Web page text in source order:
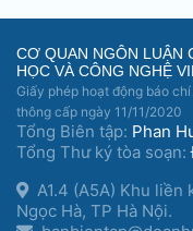
CƠ QUAN NGÔN LUẬN
HỌC VÀ CÔNG NGHỆ
Giấy phép hoạt động báo
thông cấp ngày 11/11/2020
Tổng Biên tập: Phan
Tổng Thư ký tòa soạn:
A1.4 (A5A) Khu liền
Ngọc Hà, TP Hà Nội.